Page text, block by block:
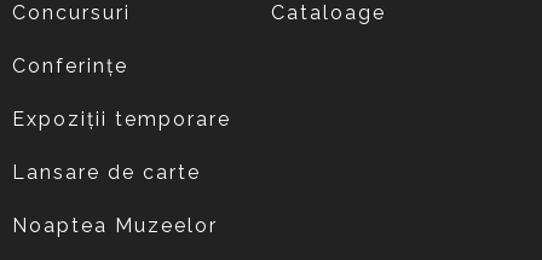
Concursuri
Conferințe
Expoziții temporare
Lansare de carte
Noaptea Muzeelor
Cataloage